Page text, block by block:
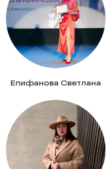
Епифанова Светлана